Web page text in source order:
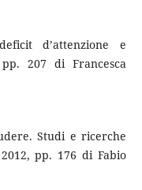
d’attenzione e
207 di Francesca
Studi e ricerche
pp. 176 di Fabio